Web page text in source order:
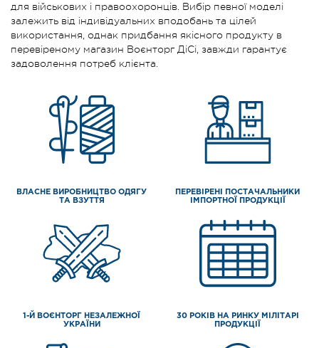
для військових і правоохоронців. Вибір певної моделі
залежить від індивідуальних вподобань та цілей
використання, однак придбання якісного продукту в
перевіреному магазин Воєнторг ДіСі, завжди гарантує
задоволення потреб клієнта.
ВЛАСНЕ ВИРОБНИЦТВО ОДЯГУ
ТА ВЗУТТЯ
ПЕРЕВІРЕНІ ПОСТАЧАЛЬНИКИ
ІМПОРТНОЇ ПРОДУКЦІЇ
1-Й ВОЄНТОРГ НЕЗАЛЕЖНОЇ
УКРАЇНИ
30 РОКІВ НА РИНКУ МІЛІТАРІ
ПРОДУКЦІЇ